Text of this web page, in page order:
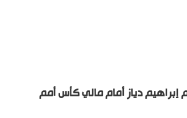
دياز أمام مالي كأس أمم